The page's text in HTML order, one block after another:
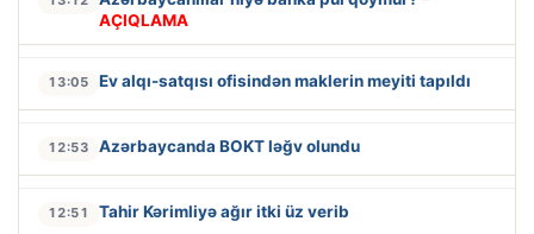
AÇIQLAMA
13:05 Ev alqı-satqısı ofisindən maklerin meyiti tapıldı
12:53 Azərbaycanda BOKT ləğv olundu
12:51 Tahir Kərimliyə ağır itki üz verib